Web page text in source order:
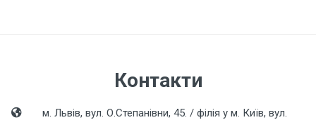
Контакти
м. Львів, вул. О.Степанівни, 45. / філія у м. Київ, вул.